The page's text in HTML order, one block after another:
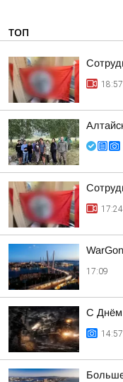
ТОП
18:57
17:24
17:09
С Днём
14:57
Больше